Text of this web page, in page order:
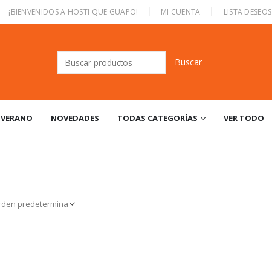
¡BIENVENIDOS A HOSTI QUE GUAPO! MI CUENTA LISTA DESEOS
Buscar:
VERANO NOVEDADES TODAS CATEGORÍAS VER TODO